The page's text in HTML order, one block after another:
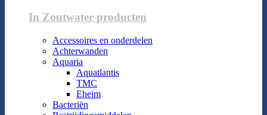
In Zoutwater producten
Accessoires en onderdelen
Achterwanden
Aquaria
Aquatlantis
TMC
Eheim
Bacteriën